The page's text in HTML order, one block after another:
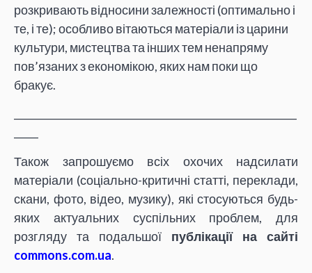
розкривають відносини залежності (оптимально і
те, і те); особливо вітаються матеріали із царини
культури, мистецтва та інших тем ненапряму
пов’язаних з економікою, яких нам поки що
бракує.
Також запрошуємо всіх охочих надсилати
матеріали (соціально-критичні статті, переклади,
скани, фото, відео, музику), які стосуються будь-
яких актуальних суспільних проблем, для
розгляду та подальшої публікації на сайті
commons.com.ua.